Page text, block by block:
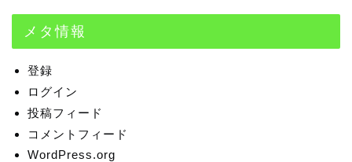
メタ情報
登録
ログイン
投稿フィード
コメントフィード
WordPress.org